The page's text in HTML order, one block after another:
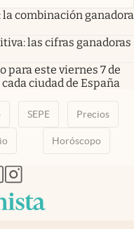
combinación ganadora
las cifras ganadoras
para este viernes 7 de
ciudad de España
SEPE Precios
Horóscopo
pestaña
nueva pestaña
en nueva pestaña
abre en nueva pestaña
abre en nueva pestaña